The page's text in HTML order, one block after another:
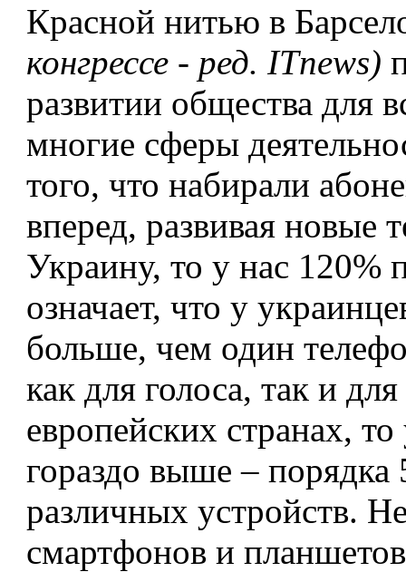
Красной нитью в
конгрессе - ред. ITnews)
развитии общества для
многие сферы
того, что набирали
вперед, развивая новые
Украину, то у нас 120%
означает, что у
больше, чем один
как для голоса, так и
европейских странах,
гораздо выше – порядка
различных устройств.
смартфонов и